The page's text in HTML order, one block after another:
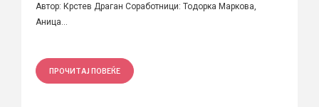
Автор: Крстев Драган Соработници: Тодорка Маркова,
Аница...
ПРОЧИТАЈ ПОВЕЌЕ